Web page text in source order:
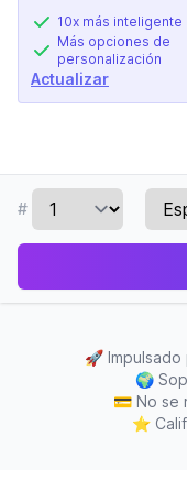
10x más inteligente
Más opciones de
personalización
Actualizar
#
🚀
🌍
💳 No se
⭐